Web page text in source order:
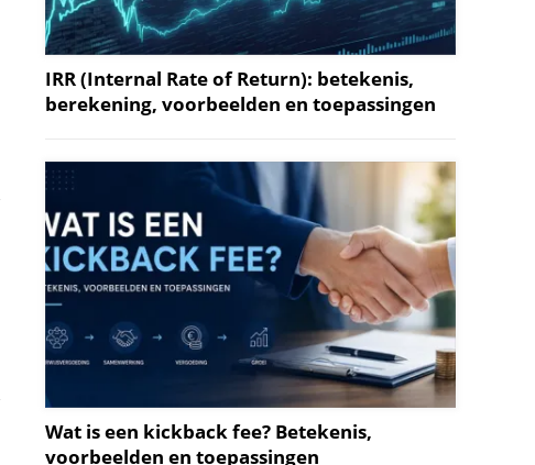
IRR (Internal Rate of Return): betekenis,
berekening, voorbeelden en toepassingen
Wat is een kickback fee? Betekenis,
voorbeelden en toepassingen